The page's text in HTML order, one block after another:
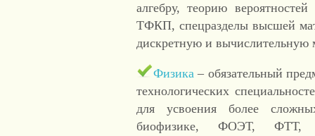
алгебру, теорию
ТФКП, спецразделы
дискретную и вычислительную
Физика– обязательный
технологических
для усвоения более
биофизике, ФОЭТ, ФТТ,